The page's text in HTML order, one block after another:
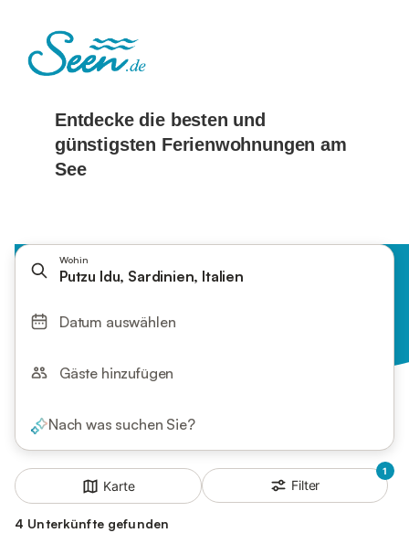
Wohin
Putzu Idu, Sardinien, Italien
Datum auswählen
Gäste hinzufügen
Nach was suchen Sie?
Karte
1
Filter
4 Unterkünfte gefunden